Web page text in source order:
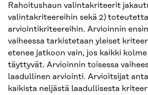
Rahoitushaun valintakriteerit
valintakriteereihin sekä 2)
arviointikriteereihin. Arvioinnin
vaiheessa tarkistetaan yleiset
etenee jatkoon vain, jos kaikki
täyttyvät. Arvioinnin toisessa
laadullinen arviointi. Arvioitsijat
kaikista neljästä laadullisesta